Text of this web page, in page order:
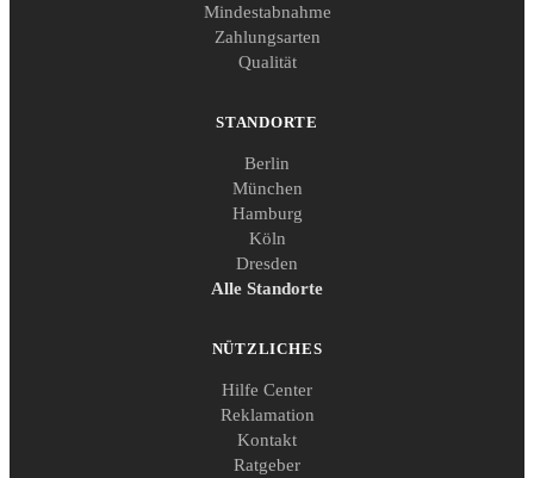
Mindestabnahme
Zahlungsarten
Qualität
STANDORTE
Berlin
München
Hamburg
Köln
Dresden
Alle Standorte
NÜTZLICHES
Hilfe Center
Reklamation
Kontakt
Ratgeber